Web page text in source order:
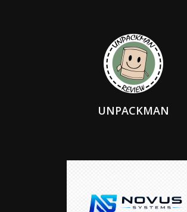
UNPACKMAN